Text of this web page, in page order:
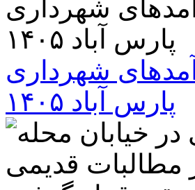
شهرداری
پارس آباد ۱۴۰۵